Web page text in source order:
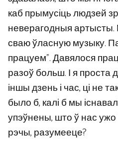
каб прымусіць людзей
неверагодныя
сваю ўласную музыку.
працуем”. Давялося
разоў больш. І я проста
іншы дзень і час, ці не
было б, калі б мы
упэўнены, што ў нас ужо
рэчы, разумееце?